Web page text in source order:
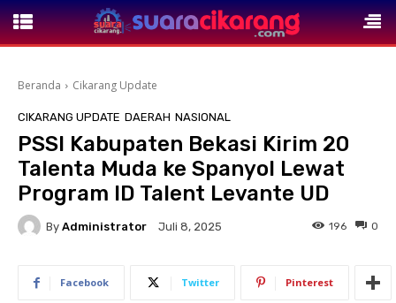
Beranda Cikarang Update
CIKARANG UPDATE DAERAH NASIONAL
PSSI Kabupaten Bekasi Kirim 20
Talenta Muda ke Spanyol Lewat
Program ID Talent Levante UD
By Administrator Juli 8, 2025 0
196
Facebook Twitter Pinterest